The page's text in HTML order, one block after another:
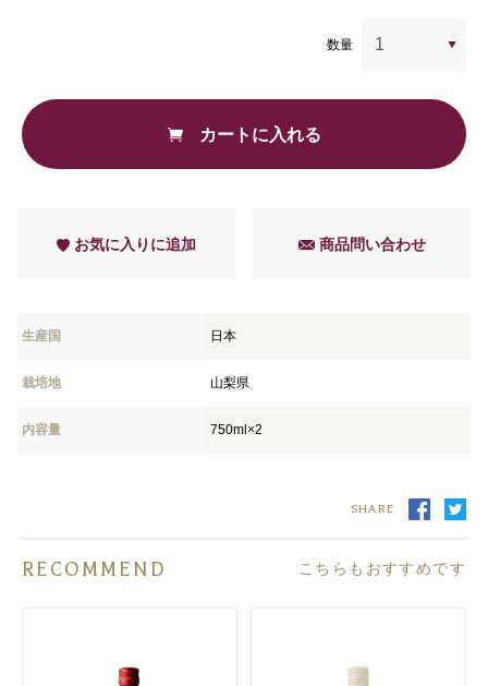
数量
カートに入れる
お気に入りに追加 商品問い合わせ
生産国 日本
栽培地 山梨県
内容量 750ml×2
SHARE
RECOMMEND こちらもおすすめです